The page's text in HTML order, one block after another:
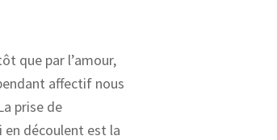
que par l’amour,
affectif nous
prise de
découlent est la